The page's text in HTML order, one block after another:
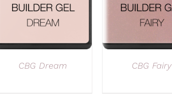
CBG Dream CBG Fairy